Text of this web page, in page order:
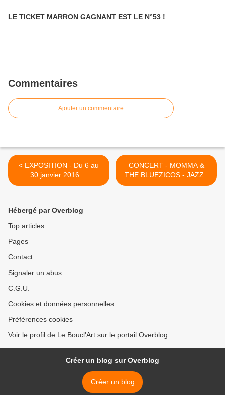
LE TICKET MARRON GAGNANT EST LE N°53 !
Commentaires
Ajouter un commentaire
< EXPOSITION - Du 6 au
30 janvier 2016 ...
CONCERT - MOMMA &
THE BLUEZICOS - JAZZ *
BLUES * BOSA - Vendredi
Hébergé par Overblog
Top articles
Pages
Contact
Signaler un abus
C.G.U.
Cookies et données personnelles
Préférences cookies
Voir le profil de Le Boucl'Art sur le portail Overblog
Créer un blog sur Overblog
Créer un blog